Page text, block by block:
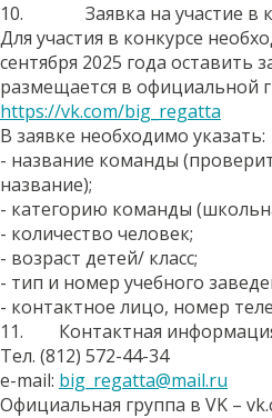
10. Заявка на участие в
Для участия в конкурсе
сентября 2025 года оставить
размещается в официальной
https://vk.com/big_regatta
В заявке необходимо указать:
- название команды
название);
- категорию команды
- количество человек;
- возраст детей/ класс;
- тип и номер учебного
- контактное лицо, номер
11. Контактная
Тел. (812) 572-44-34
e-mail: big_regatta@mail.ru
Официальная группа в VK –